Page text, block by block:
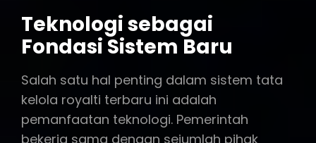
Teknologi sebagai
Fondasi Sistem Baru
Salah satu hal penting dalam sistem tata
kelola royalti terbaru ini adalah
pemanfaatan teknologi. Pemerintah
bekerja sama dengan sejumlah pihak